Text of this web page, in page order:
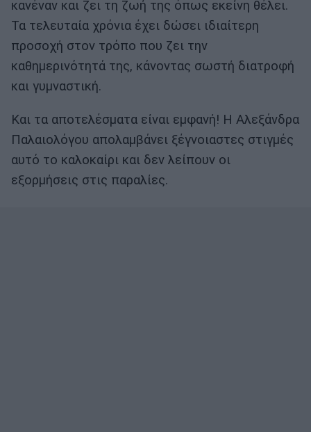
κανέναν και ζει τη ζωή της όπως εκείνη θέλει.
Τα τελευταία χρόνια έχει δώσει ιδιαίτερη
προσοχή στον τρόπο που ζει την
καθημερινότητά της, κάνοντας σωστή διατροφή
και γυμναστική.
Και τα αποτελέσματα είναι εμφανή! Η Αλεξάνδρα
Παλαιολόγου απολαμβάνει ξέγνοιαστες στιγμές
αυτό το καλοκαίρι και δεν λείπουν οι
εξορμήσεις στις παραλίες.